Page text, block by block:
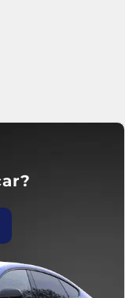
?How to buy a car